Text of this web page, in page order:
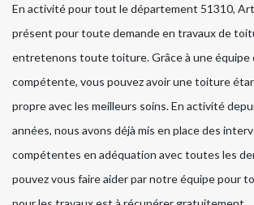
En activité pour tout le département 51310,
présent pour toute demande en travaux de
entretenons toute toiture. Grâce à une équipe
compétente, vous pouvez avoir une toiture
propre avec les meilleurs soins. En activité
années, nous avons déjà mis en place des
compétentes en adéquation avec toutes les
pouvez vous faire aider par notre équipe pour